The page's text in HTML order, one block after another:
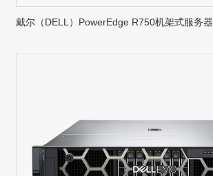
戴尔（DELL）PowerEdge R750机架式服务器